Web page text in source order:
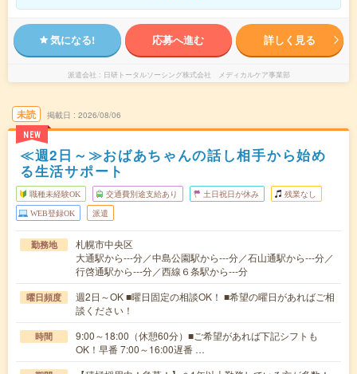
気になる! 応募へ進む 詳しく見る
派遣会社 日研トータルソーシング株式会社 メディカルケア事業部
未読
NEW
掲載日 2026/08/06
≪週2日～≫おばあちゃんの話し相手から始め
る生活サポート
職種未経験OK 交通費別途支給あり 土日祝日が休み 残業なし
WEB登録OK 派遣
勤務地
札幌市中央区
大通駅から---分／中島公園駅から---分／石山通駅から---分／
行啓通駅から---分／西線６条駅から---分
曜日頻度
週2日～OK ■曜日固定の相談OK！ ■希望の曜日があればご相
談ください！
時間
9:00～18:00（休憩60分）■ご希望があれば下記シフトも
OK！早番 7:00～16:00遅番 …